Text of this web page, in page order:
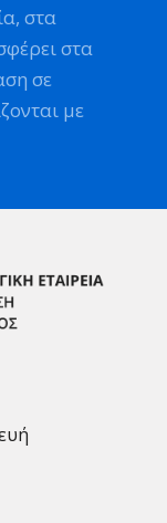
στα
στα
σε
με